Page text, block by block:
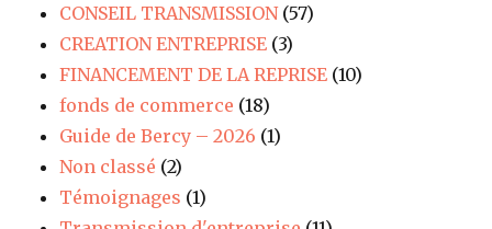
CONSEIL TRANSMISSION(57)
CREATION ENTREPRISE (3)
FINANCEMENT DE LA REPRISE (10)
fonds de commerce (18)
Guide de Bercy – 2026 (1)
Non classé (2)
Témoignages (1)